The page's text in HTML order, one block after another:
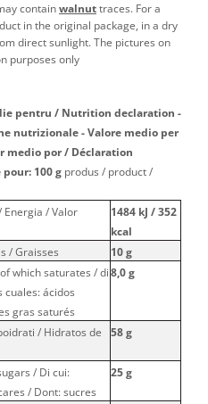
containwalnuttraces. For a
in the original package, in a dry
direct sunlight. The pictures on
purposes only
pentru / Nutrition declaration -
nutrizionale - Valore medio per
medio por / Déclaration
100 g produs / product /
/ Valor
1484 kJ / 352
kcal
/ Graisses
10 g
which saturates / di
cuales: ácidos
gras saturés
8,0 g
/ Hidratos de
58 g
/ Di cui:
/ Dont: sucres
25 g